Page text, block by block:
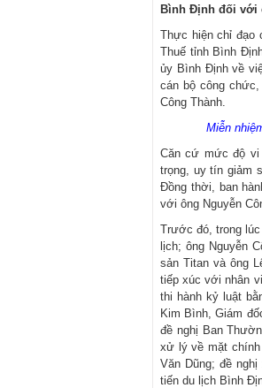
Bình Định đối với
Thực hiện chỉ đạo
Thuế tỉnh Bình
ủy Bình Định về
cán bộ công
Công Thành.
Miễn
Căn cứ mức độ vi
trọng, uy tín giảm
Đồng thời, ban
với ông Nguyễn
Trước đó, trong
lịch; ông Nguyễn
sản Titan và ông
tiếp xúc với nhân
thi hành kỷ luật
Kim Bình, Giám
đề nghị Ban
xử lý về mặt chính
Văn Dũng; đề
tiến du lịch Bình